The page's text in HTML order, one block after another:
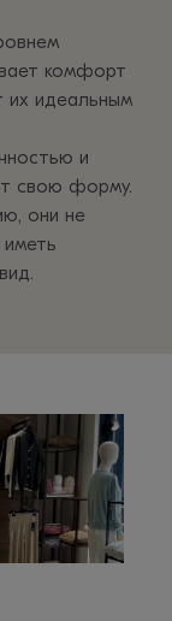
комфорт
их идеальным
и
свою форму.
они не